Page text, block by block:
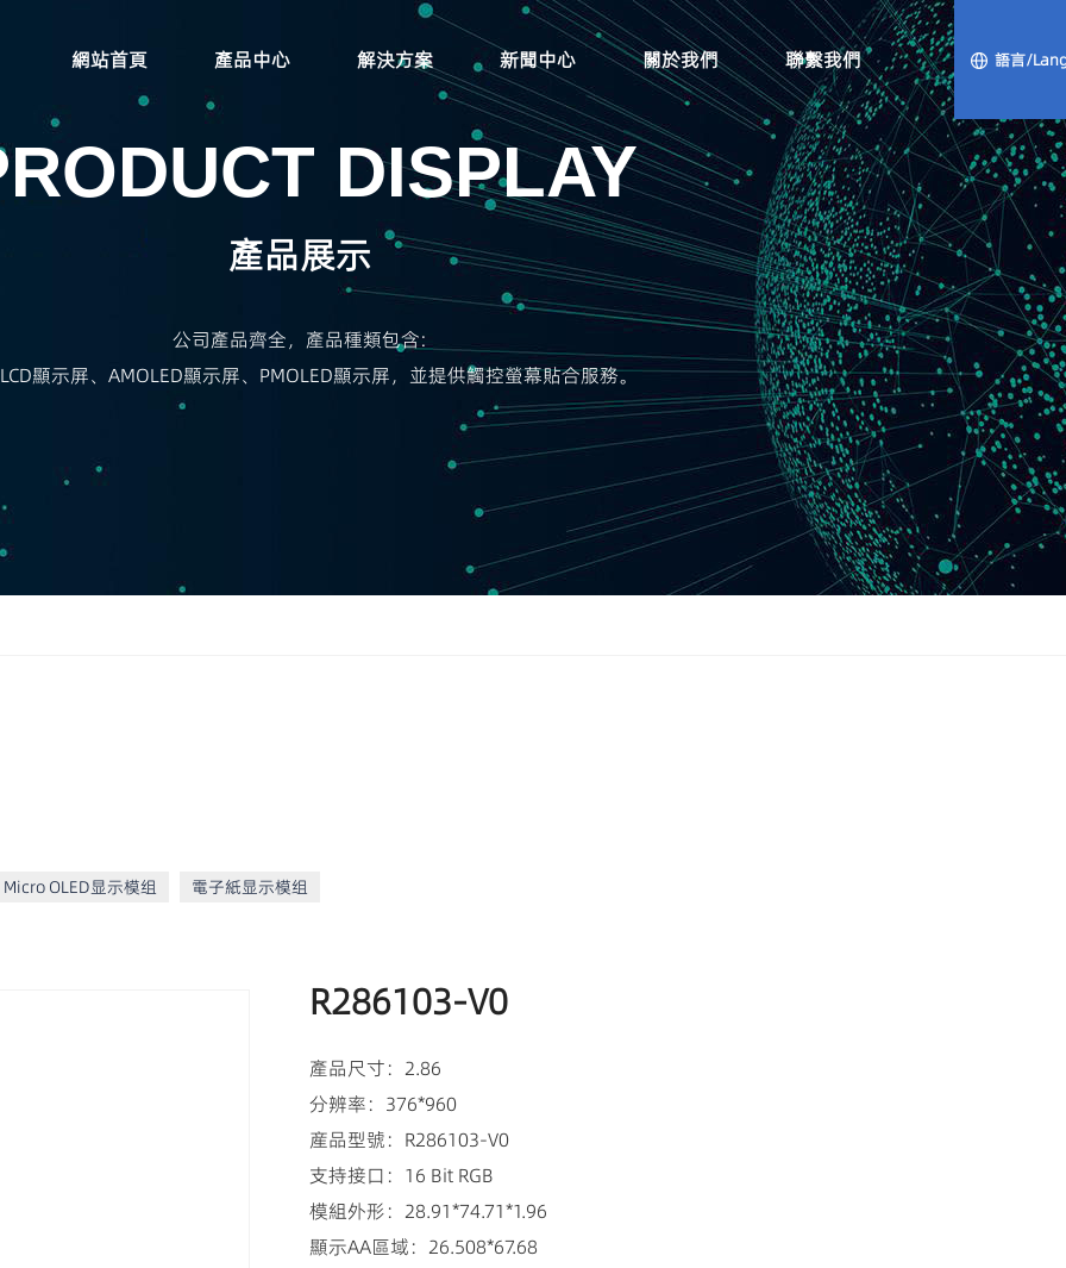
網站首頁 產品中心 解決方案 新聞中心 關於我們 聯繫我們 語言/
DISPLAY
產品展示
公司產品齊全，產品種類包含:
顯示屏、AMOLED顯示屏、PMOLED顯示屏，並提供觸控螢幕貼合服務。
Micro OLED显示模组 電子紙显示模组
R286103-V0
產品尺寸：2.86
分辨率：376*960
産品型號：R286103-V0
支持接口：16 Bit RGB
模組外形：28.91*74.71*1.96
顯示AA區域：26.508*67.68